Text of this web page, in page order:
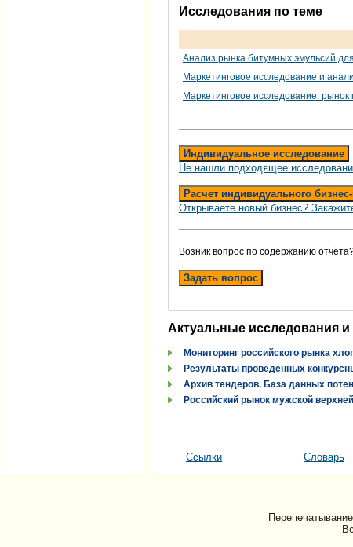
Исследования по теме
Анализ рынка битумных эмульсий
Маркетинговое исследование и
Маркетинговое исследование: рынок
Индивидуальное исследование
Не нашли подходящее
Расчет индивидуального
Открываете новый бизнес?
Возник вопрос по содержанию
Задать вопрос
Актуальные исследования
Мониторинг российского рынка
Результаты проведенных
Архив тендеров. База данных
Российский рынок мужской
Ссылки Словарь